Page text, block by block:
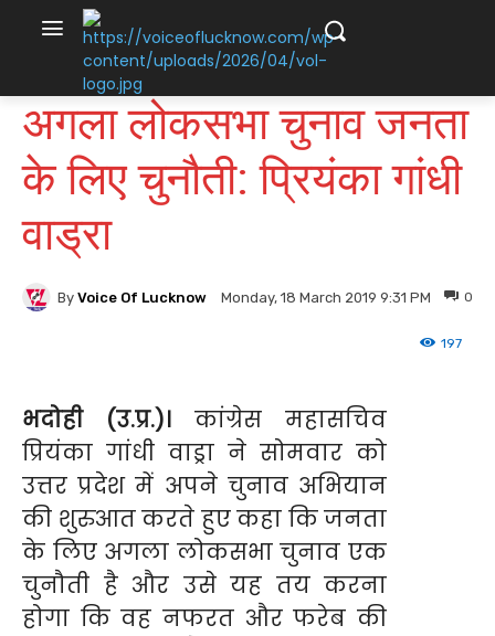
अगला लोकसभा चुनाव जनता
के लिए चुनौती: प्रियंका गांधी
वाड्रा
By Voice Of Lucknow Monday, 18 March 2019 9:31 PM 0
197
भदोही (उ.प्र.)। कांग्रेस महासचिव
प्रियंका गांधी वाड्रा ने सोमवार को
उत्तर प्रदेश में अपने चुनाव अभियान
की शुरुआत करते हुए कहा कि जनता
के लिए अगला लोकसभा चुनाव एक
चुनौती है और उसे यह तय करना
होगा कि वह नफरत और फरेब की